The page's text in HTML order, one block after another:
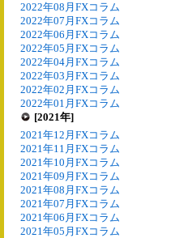
2022年08月FXコラム
2022年07月FXコラム
2022年06月FXコラム
2022年05月FXコラム
2022年04月FXコラム
2022年03月FXコラム
2022年02月FXコラム
2022年01月FXコラム
[2021年]
2021年12月FXコラム
2021年11月FXコラム
2021年10月FXコラム
2021年09月FXコラム
2021年08月FXコラム
2021年07月FXコラム
2021年06月FXコラム
2021年05月FXコラム